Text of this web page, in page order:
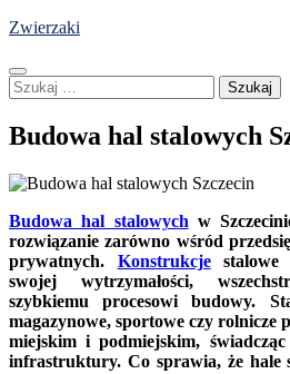
Skip
content
Zwierzaki
Szukaj:
Budowa hal stalowych
Budowa hal stalowych w
rozwiązanie zarówno wśród
prywatnych. Konstrukcjestalowe
swojej wytrzymałości,
szybkiemu procesowi budowy.
magazynowe, sportowe czy rolnicze
miejskim i podmiejskim,
infrastruktury. Co sprawia, że hale